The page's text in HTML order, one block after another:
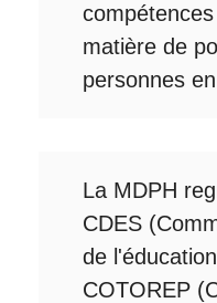
matière de
personnes
La MDPH
CDES
de
COTOREP